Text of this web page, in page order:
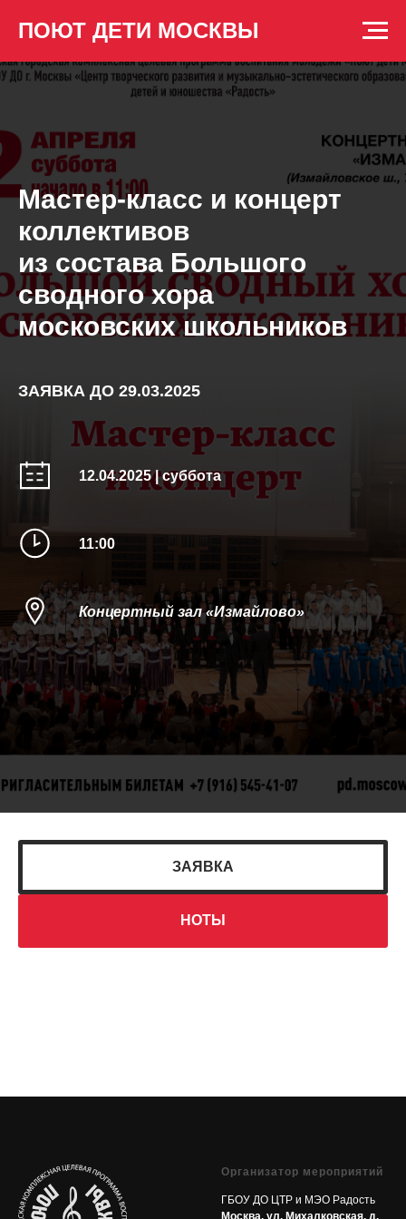
ПОЮТ ДЕТИ МОСКВЫ
Мастер-класс и концерт
коллективов
из состава Большого
сводного хора
московских школьников
ЗАЯВКА ДО 29.03.2025
12.04.2025 | суббота
11:00
Концертный зал «Измайлово»
ЗАЯВКА
НОТЫ
Организатор мероприятий
ГБОУ ДО ЦТР и МЭО Радость
Москва, ул. Михалковская, д.